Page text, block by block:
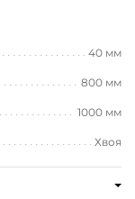
40 мм
800 мм
1000 мм
Хвоя